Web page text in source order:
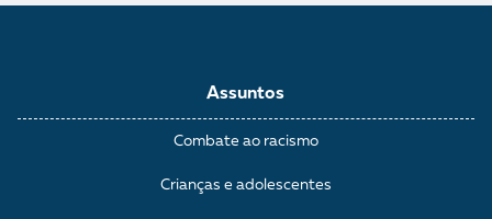
Assuntos
Combate ao racismo
Crianças e adolescentes